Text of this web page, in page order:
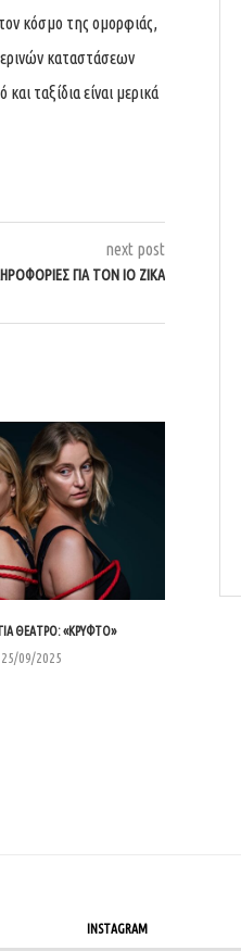
κόσμο της ομορφιάς,
καταστάσεων
ταξίδια είναι μερικά
next post
ΓΙΑ ΤΟΝ ΙΌ ΖΊΚΑ
ΘΈΑΤΡΟ: «ΚΡΥΦΤΌ»
25/09/2025
INSTAGRAM